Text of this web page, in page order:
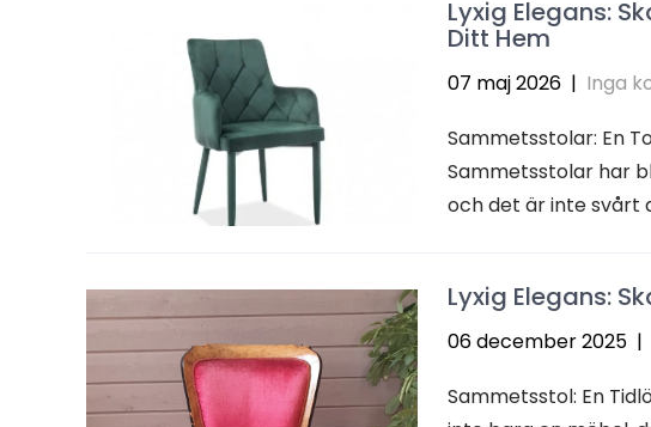
Lyxig Elegans:
Ditt Hem
07 maj 2026 | Inga
Sammetsstolar: En
Sammetsstolar har
och det är inte svårt
Lyxig Elegans:
06 december 2025 |
Sammetsstol: En